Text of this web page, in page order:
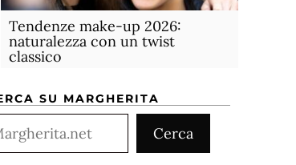
Tendenze make-up 2026:
naturalezza con un twist
classico
SU MARGHERITA
Cerca